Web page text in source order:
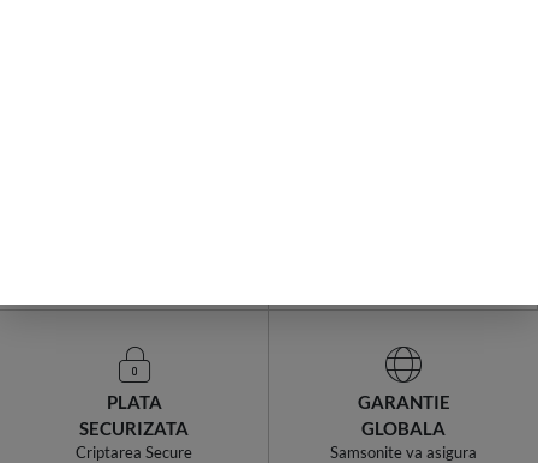
PLATA
SECURIZATA
Criptarea Secure
GARANTIE
GLOBALA
Samsonite va asigura